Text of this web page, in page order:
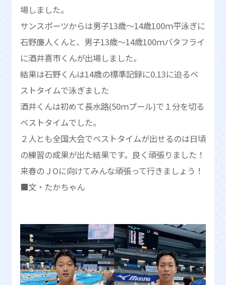
場しました。
サンスポーツからは男子13歳～14歳100ｍ平泳ぎに
石野廉人くんと、男子13歳～14歳100ｍバタフライ
に酒井喜市くんが出場しました。
結果は石野くんは14歳の標準記録に0.13に迫るベ
ストタイムで泳ぎました
酒井くんは初めて長水路(50ｍプール)で１分を切る
ベストタイムでした。
２人とも全国大会でベストタイムが出せるのは日頃
の練習の成果が出た結果です。良く頑張りました！
来春のＪОに向けてみんな頑張って行きましょう！
■文・たかちゃん